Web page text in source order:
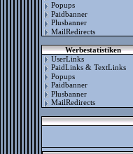
Popups
Paidbanner
Plusbanner
MailRedirects
Werbestatistiken
UserLinks
PaidLinks & TextLinks
Popups
Paidbanner
Plusbanner
MailRedirects